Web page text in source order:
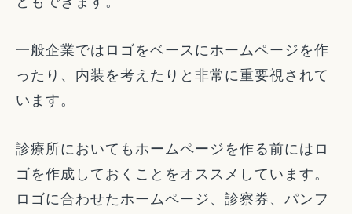
一般企業ではロゴをベースにホームページを作
ったり、内装を考えたりと非常に重要視されて
います。
診療所においてもホームページを作る前にはロ
ゴを作成しておくことをオススメしています。
ロゴに合わせたホームページ、診察券、パンフ